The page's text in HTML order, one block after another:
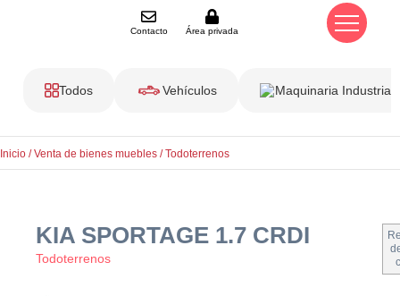
Contacto Área privada
Todos Vehículos Maquinaria Industrial
Inicio /Venta de bienes muebles /Todoterrenos
KIA SPORTAGE 1.7 CRDI
Todoterrenos